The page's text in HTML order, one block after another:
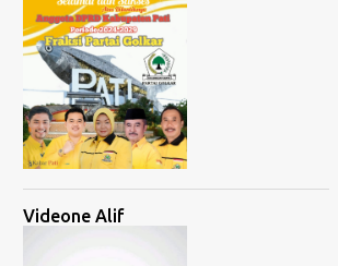
Videone Alif